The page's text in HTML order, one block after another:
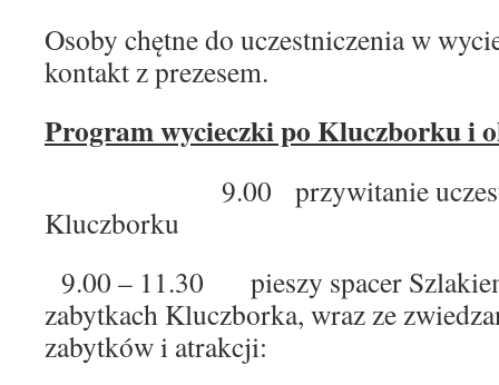
Osoby chętne do uczestniczenia w
kontakt z prezesem.
Program wycieczki po Kluczborku i
9.00 przywitanie
Kluczborku
9.00 – 11.30 pieszy spacer
zabytkach Kluczborka, wraz ze
zabytków i atrakcji: